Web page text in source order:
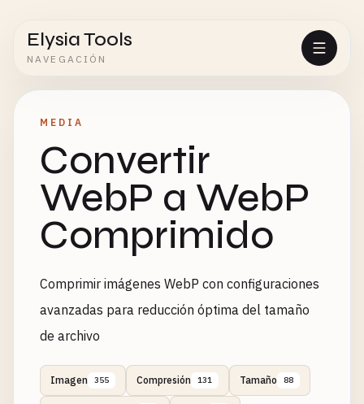
Elysia Tools
NAVEGACIÓN
MEDIA
Convertir
WebP a WebP
Comprimido
Comprimir imágenes WebP con configuraciones
avanzadas para reducción óptima del tamaño
de archivo
Imagen 355 Compresión 131 Tamaño 88